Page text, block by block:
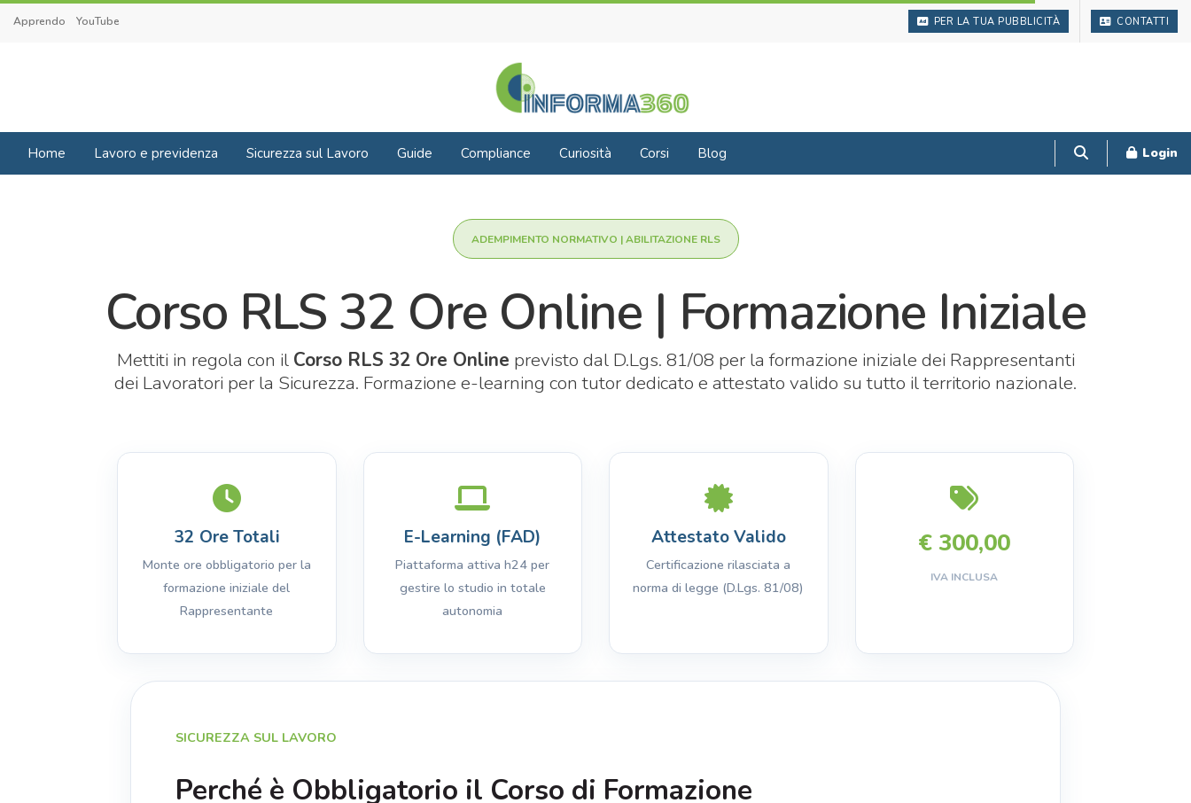
Apprendo YouTube PER LA TUA PUBBLICITÀ CONTATTI
Home Lavoro e previdenza Sicurezza sul Lavoro Guide Compliance Curiosità Corsi Blog Login
ADEMPIMENTO NORMATIVO | ABILITAZIONE RLS
Corso RLS 32 Ore Online | Formazione Iniziale
Mettiti in regola con il Corso RLS 32 Ore Online previsto dal D.Lgs. 81/08 per la formazione iniziale dei Rappresentanti
dei Lavoratori per la Sicurezza. Formazione e-learning con tutor dedicato e attestato valido su tutto il territorio nazionale.
32 Ore Totali
Monte ore obbligatorio per la
formazione iniziale del
Rappresentante
E-Learning (FAD)
Piattaforma attiva h24 per
gestire lo studio in totale
autonomia
Attestato Valido
Certificazione rilasciata a
norma di legge (D.Lgs. 81/08)
€ 300,00
IVA INCLUSA
SICUREZZA SUL LAVORO
Perché è Obbligatorio il Corso di Formazione